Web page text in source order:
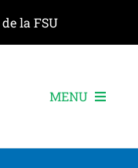
de la FSU
MENU